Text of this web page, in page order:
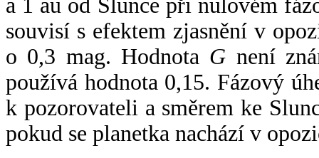
a 1 au od Slunce při nulovém
souvisí s efektem zjasnění v
o 0,3 mag. Hodnota G není
používá hodnota 0,15. Fázový
k pozorovateli a směrem ke
pokud se planetka nachází v